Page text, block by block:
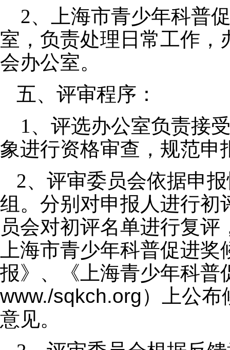
2、上海市青少年科普
室，负责处理日常工作，
会办公室。
五、评审程序：
1、评选办公室负责接
象进行资格审查，规范申
2、评审委员会依据申
组。分别对申报人进行初
员会对初评名单进行复
上海市青少年科普促进
报》、《上海青少年科普
www./sqkch.org）上公
意见。